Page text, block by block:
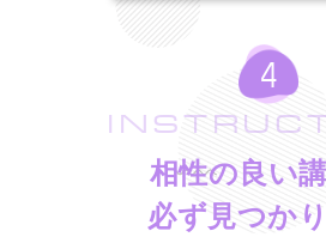
相性の良い
必ず見つか